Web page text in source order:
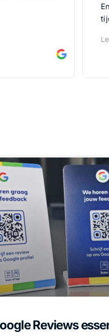
En
Lees
Reviews